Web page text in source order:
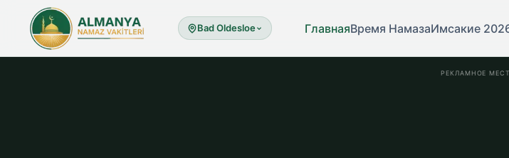
Bad Oldesloe ГлавнаяВремя НамазаИмсакие
РЕКЛАМНОЕ